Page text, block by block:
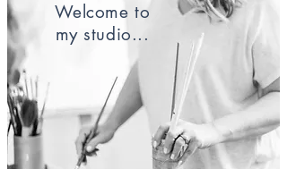
Welcome to
my studio...